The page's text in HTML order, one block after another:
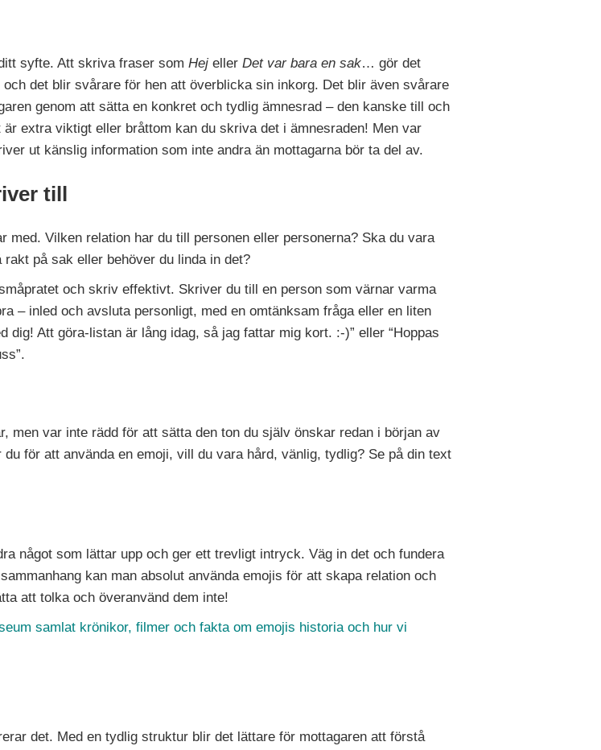
syfte. Att skriva fraser somHej ellerDet var bara en sak… gör det
det blir svårare för hen att överblicka sin inkorg. Det blir även svårare
genom att sätta en konkret och tydlig ämnesrad – den kanske till och
extra viktigt eller bråttom kan du skriva det i ämnesraden! Men var
ut känslig information som inte andra än mottagarna bör ta del av.
till
Vilken relation har du till personen eller personerna? Ska du vara
på sak eller behöver du linda in det?
och skriv effektivt. Skriver du till en person som värnar varma
– inled och avsluta personligt, med en omtänksam fråga eller en liten
dig! Att göra-listan är lång idag, så jag fattar mig kort. :-)” eller “Hoppas
men var inte rädd för att sätta den ton du själv önskar redan i början av
för att använda en emoji, vill du vara hård, vänlig, tydlig? Se på din text
något som lättar upp och ger ett trevligt intryck. Väg in det och fundera
kan man absolut använda emojis för att skapa relation och
att tolka och överanvänd dem inte!
samlat krönikor, filmer och fakta om emojis historia och hur vi
det. Med en tydlig struktur blir det lättare för mottagaren att förstå